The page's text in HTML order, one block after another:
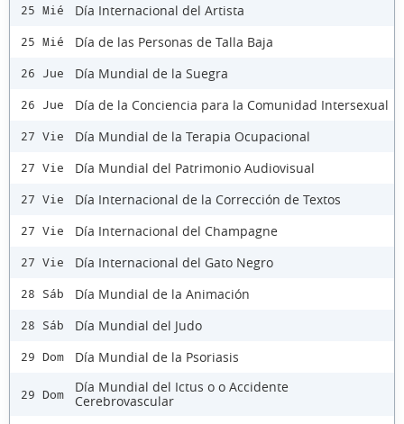
25 Mié Día Internacional del Artista
25 Mié Día de las Personas de Talla Baja
26 Jue Día Mundial de la Suegra
26 Jue Día de la Conciencia para la Comunidad Intersexual
27 Vie Día Mundial de la Terapia Ocupacional
27 Vie Día Mundial del Patrimonio Audiovisual
27 Vie Día Internacional de la Corrección de Textos
27 Vie Día Internacional del Champagne
27 Vie Día Internacional del Gato Negro
28 Sáb Día Mundial de la Animación
28 Sáb Día Mundial del Judo
29 Dom Día Mundial de la Psoriasis
29 Dom
Día Mundial del Ictus o o Accidente
Cerebrovascular